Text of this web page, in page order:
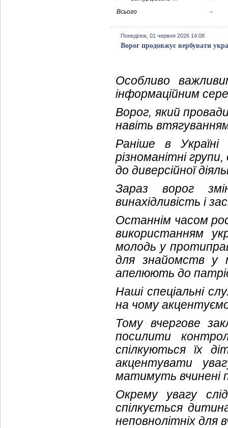
Всього
-
Понеділок, 01 червня 2026 14:08
Ворог продовжує вербувати
Особливо
інформаційним
Ворог, який
навіть
Раніше в Україні
різноманітні
до диверсійної
Зараз ворог
винахідливість і
Останнім часом
використанням
молодь у
для знайомств у
апелюють до
Наші спеціальні
на чому
Тому вчергове
посилити
спілкуються їх
акцентувати
матимуть вчинені
Окрему увагу
спілкується
неповнолітніх для